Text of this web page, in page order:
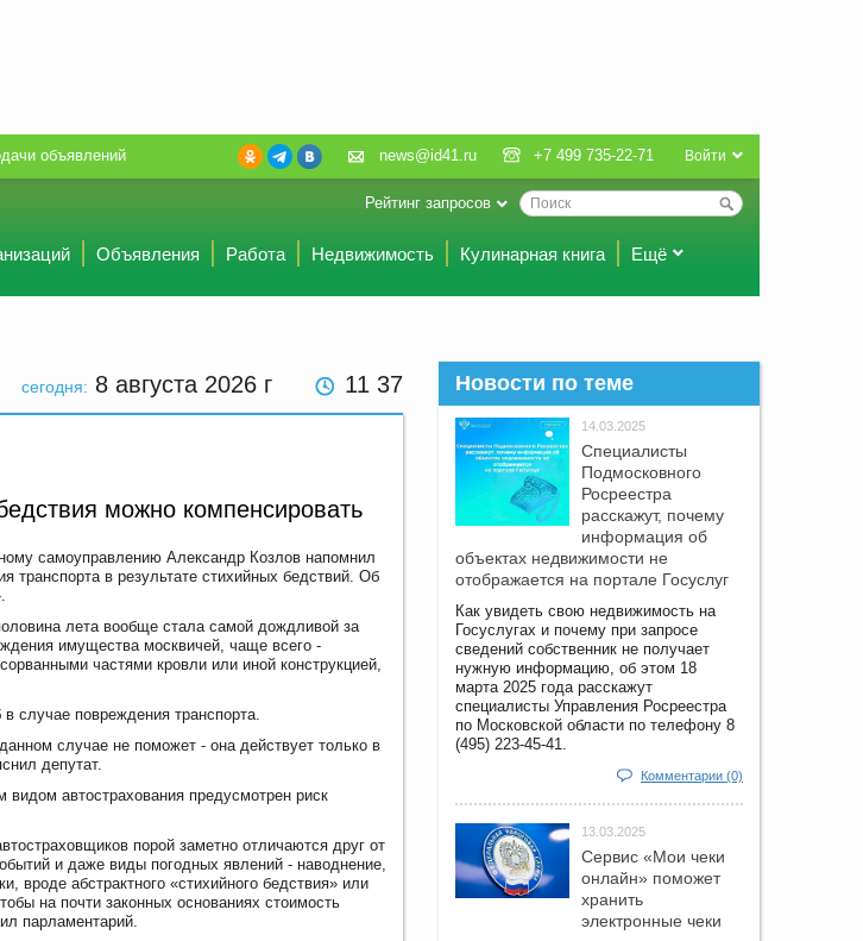
объявлений Войти
news@id41.ru +7 499 735-22-71
Рейтинг запросов
Объявления Работа Недвижимость Кулинарная книга Ещё
сегодня: 8 августа 2026 г 11 37
можно компенсировать
самоуправлению Александр Козлов напомнил
транспорта в результате стихийных бедствий. Об
лета вообще стала самой дождливой за
имущества москвичей, чаще всего -
частями кровли или иной конструкцией,
случае повреждения транспорта.
случае не поможет - она действует только в
депутат.
автострахования предусмотрен риск
порой заметно отличаются друг от
и даже виды погодных явлений - наводнение,
вроде абстрактного «стихийного бедствия» или
на почти законных основаниях стоимость
парламентарий.
Новости по теме
14.03.2025
Специалисты
Подмосковного
Росреестра
расскажут, почему
информация об
объектах недвижимости не
отображается на портале Госуслуг
Как увидеть свою недвижимость на
Госуслугах и почему при запросе
сведений собственник не получает
нужную информацию, об этом 18
марта 2025 года расскажут
специалисты Управления Росреестра
по Московской области по телефону 8
(495) 223-45-41.
Комментарии (0)
13.03.2025
Сервис «Мои чеки
онлайн» поможет
хранить
электронные чеки